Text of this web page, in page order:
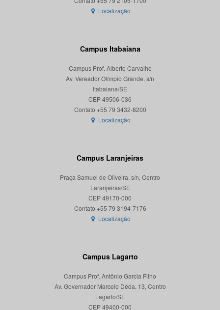
Localização
Campus Itabaiana
Campus Prof. Alberto Carvalho
Av. Vereador Olímpio Grande, s/n
Itabaiana/SE
CEP 49506-036
Localização
Campus Laranjeiras
Praça Samuel de Oliveira, s/n, Centro
Laranjeiras/SE
CEP 49170-000
Localização
Campus Lagarto
Campus Prof. Antônio Garcia Filho
Av. Governador Marcelo Déda, 13, Centro
Lagarto/SE
CEP 49400-000